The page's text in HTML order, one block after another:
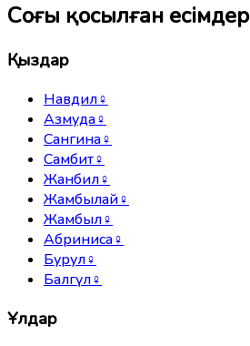
Соңғы қосылған есімдер
Қыздар
Навдил♀
Азмуда♀
Сангина♀
Самбит♀
Жанбил♀
Жамбылай♀
Жамбыл♀
Абриниса♀
Бурул♀
Балгүл♀
Ұлдар